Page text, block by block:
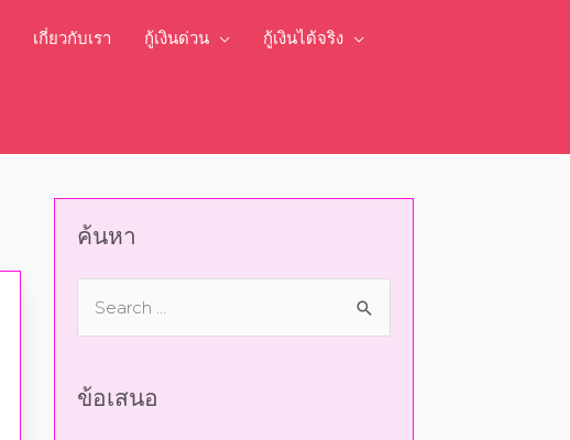
เกี่ยวกับเรา กู้เงินด่วน กู้เงินได้จริง
ค้นหา
ข้อเสนอ